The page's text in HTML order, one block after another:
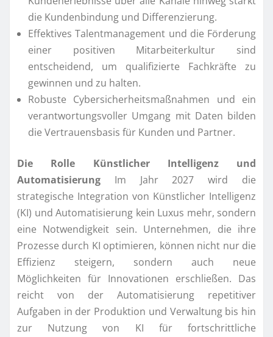
die Kundenbindung und Differenzierung.
Effektives Talentmanagement und die Förderung
einer positiven Mitarbeiterkultur sind
entscheidend, um qualifizierte Fachkräfte zu
gewinnen und zu halten.
Robuste Cybersicherheitsmaßnahmen und ein
verantwortungsvoller Umgang mit Daten bilden
die Vertrauensbasis für Kunden und Partner.
Die Rolle Künstlicher Intelligenz und
Automatisierung Im Jahr 2027 wird die
strategische Integration von Künstlicher Intelligenz
(KI) und Automatisierung kein Luxus mehr, sondern
eine Notwendigkeit sein. Unternehmen, die ihre
Prozesse durch KI optimieren, können nicht nur die
Effizienz steigern, sondern auch neue
Möglichkeiten für Innovationen erschließen. Das
reicht von der Automatisierung repetitiver
Aufgaben in der Produktion und Verwaltung bis hin
zur Nutzung von KI für fortschrittliche